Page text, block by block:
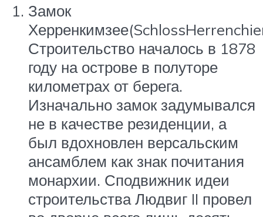
Замок
Строительство началось в 1878
году на острове в полуторе
километрах от берега.
Изначально замок задумывался
не в качестве резиденции, а
был вдохновлен версальским
ансамблем как знак почитания
монархии. Сподвижник идеи
строительства Людвиг II провел